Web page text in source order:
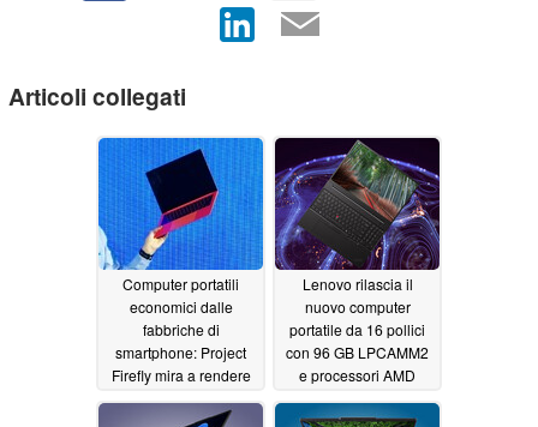
Articoli collegati
Computer portatili
economici dalle
fabbriche di
smartphone: Project
Firefly mira a rendere
conveniente05/19/2026
Lenovo rilascia il
nuovo computer
portatile da 16 pollici
con 96 GB LPCAMM2
e processori AMD
05/18/2026